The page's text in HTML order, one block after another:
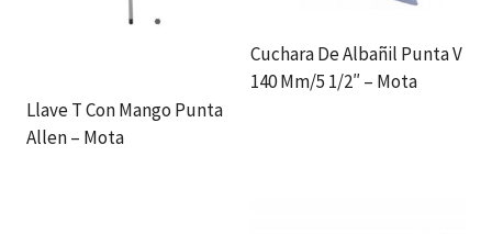
Llave T Con Mango Punta
Allen – Mota
Cuchara De Albañil Punta V
140 Mm/5 1/2″ – Mota